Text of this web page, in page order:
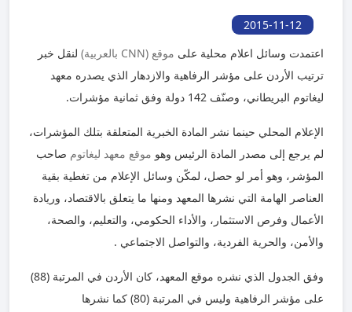
2015-11-12
اعتمدت وسائل اعلام محلية على موقع (CNN بالعربية)
لنقل خبر
ترتيب الأردن على مؤشر الرفاهية والازدهار الذي يصدره معهد
ليغاتوم البريطاني، وصنّف 142 دولة وفق ثمانية مؤشرات.
الإعلام المحلي حينما نشر المادة الخبرية المتعلقة بتلك المؤشرات،
لم يرجع إلى مصدر المادة الرئيس وهو موقع معهد ليغاتوم صاحب
المؤشر، وهو أمر لو حصل، لمكّن وسائل الإعلام من تغطية بقية
العناصر الهامة التي نشرها المعهد ومنها ما يتعلق بالاقتصاد، وريادة
الأعمال وفرص الاستثمار، والأداء الحكومي، والتعليم، والصحة،
والأمن، والحرية الفردية، والتواصل الاجتماعي .
وفق الجدول الذي نشره موقع المعهد، كان الأردن في المرتبة (88)
على مؤشر الرفاهية وليس في المرتبة (80) كما نشرها